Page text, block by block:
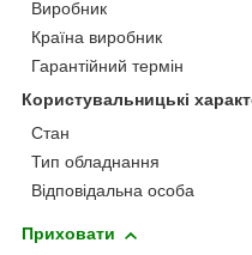
Виробник
Країна виробник
Гарантійний термін
Користувальницькі
Стан
Тип обладнання
Відповідальна особа
Приховати